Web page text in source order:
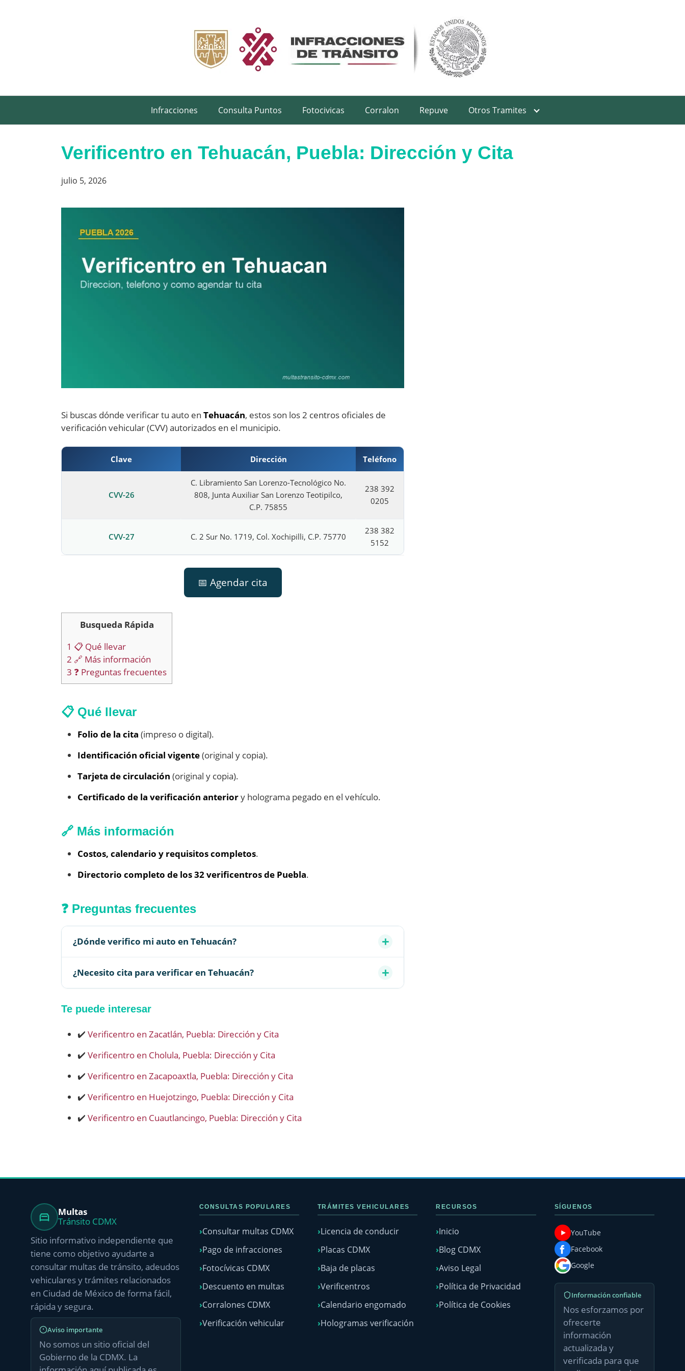
Infracciones Consulta Puntos Fotocivicas Corralon Repuve Otros Tramites
Verificentro en Tehuacán, Puebla: Dirección y Cita
julio 5, 2026
Si buscas dónde verificar tu auto en Tehuacán, estos son los 2 centros oficiales de
verificación vehicular (CVV) autorizados en el municipio.
Clave Dirección Teléfono
CVV-26
C. Libramiento San Lorenzo-Tecnológico No.
808, Junta Auxiliar San Lorenzo Teotipilco,
C.P. 75855
238 392
0205
CVV-27 C. 2 Sur No. 1719, Col. Xochipilli, C.P. 75770
238 382
5152
📅 Agendar cita
Busqueda Rápida
1 📋 Qué llevar
2 🔗 Más información
3 ❓ Preguntas frecuentes
📋 Qué llevar
Folio de la cita (impreso o digital).
Identificación oficial vigente(original y copia).
Tarjeta de circulación (original y copia).
Certificado de la verificación anteriory holograma pegado en el vehículo.
🔗 Más información
Costos, calendario y requisitos completos.
Directorio completo de los 32 verificentros de Puebla.
❓ Preguntas frecuentes
¿Dónde verifico mi auto en Tehuacán?
¿Necesito cita para verificar en Tehuacán?
Te puede interesar
✔️ Verificentro en Zacatlán, Puebla: Dirección y Cita
✔️ Verificentro en Cholula, Puebla: Dirección y Cita
✔️ Verificentro en Zacapoaxtla, Puebla: Dirección y Cita
✔️ Verificentro en Huejotzingo, Puebla: Dirección y Cita
✔️ Verificentro en Cuautlancingo, Puebla: Dirección y Cita
Multas
Tránsito CDMX
Sitio informativo independiente que
tiene como objetivo ayudarte a
consultar multas de tránsito, adeudos
vehiculares y trámites relacionados
en Ciudad de México de forma fácil,
rápida y segura.
Aviso importante
No somos un sitio oficial del
Gobierno de la CDMX. La
CONSULTAS POPULARES
Consultar multas CDMX
Pago de infracciones
Fotocívicas CDMX
Descuento en multas
Corralones CDMX
Verificación vehicular
TRÁMITES VEHICULARES
Licencia de conducir
Placas CDMX
Baja de placas
Verificentros
Calendario engomado
Hologramas verificación
RECURSOS
Inicio
Blog CDMX
Aviso Legal
Política de Privacidad
Política de Cookies
SÍGUENOS
YouTube
Facebook
Google
Información confiable
Nos esforzamos por
ofrecerte
información
actualizada y
verificada para que